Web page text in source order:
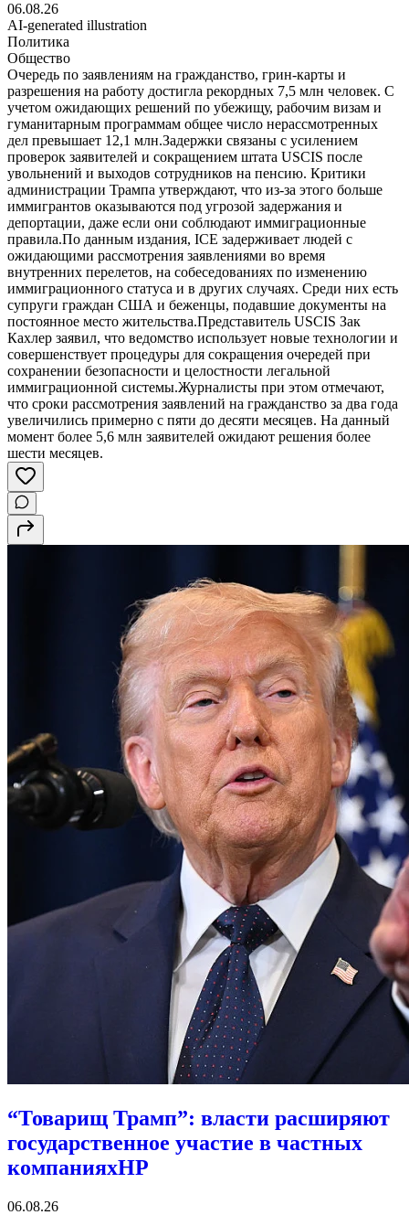
06.08.26
AI-generated illustration
Политика
Общество
Очередь по заявлениям на гражданство, грин-карты и
разрешения на работу достигла рекордных 7,5 млн человек. С
учетом ожидающих решений по убежищу, рабочим визам и
гуманитарным программам общее число нерассмотренных
дел превышает 12,1 млн.Задержки связаны с усилением
проверок заявителей и сокращением штата USCIS после
увольнений и выходов сотрудников на пенсию. Критики
администрации Трампа утверждают, что из-за этого больше
иммигрантов оказываются под угрозой задержания и
депортации, даже если они соблюдают иммиграционные
правила.По данным издания, ICE задерживает людей с
ожидающими рассмотрения заявлениями во время
внутренних перелетов, на собеседованиях по изменению
иммиграционного статуса и в других случаях. Среди них есть
супруги граждан США и беженцы, подавшие документы на
постоянное место жительства.Представитель USCIS Зак
Кахлер заявил, что ведомство использует новые технологии и
совершенствует процедуры для сокращения очередей при
сохранении безопасности и целостности легальной
иммиграционной системы.Журналисты при этом отмечают,
что сроки рассмотрения заявлений на гражданство за два года
увеличились примерно с пяти до десяти месяцев. На данный
момент более 5,6 млн заявителей ожидают решения более
шести месяцев.
“Товарищ Трамп”: власти расширяют
государственное участие в частных
компанияхHP
06.08.26